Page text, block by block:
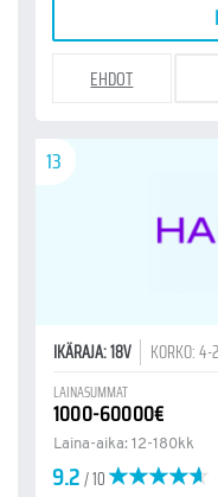
EHDOT
13
IKÄRAJA: 18V KORKO:
LAINASUMMAT
1000-60000€
Laina-aika: 12-180kk
9.2/ 10